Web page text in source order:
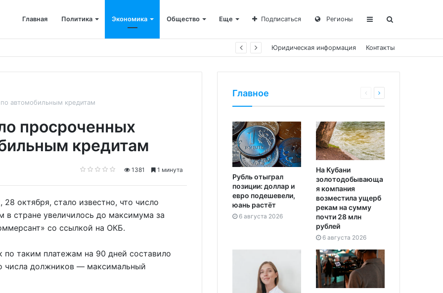
Главная Политика Экономика Общество Еще Подписаться Регионы
Юридическая информация Контакты
автомобильным кредитам
просроченных
кредитам
1381 1 минута
октября, стало известно, что число
в стране увеличилось до максимума за
со ссылкой на ОКБ.
по таким платежам на 90 дней составило
числа должников — максимальный
Главное
Рубль отыграл
позиции: доллар и
евро подешевели,
юань растёт
6 августа 2026
На Кубани
золотодобывающа
я компания
возместила ущерб
рекам на сумму
почти 28 млн
рублей
6 августа 2026